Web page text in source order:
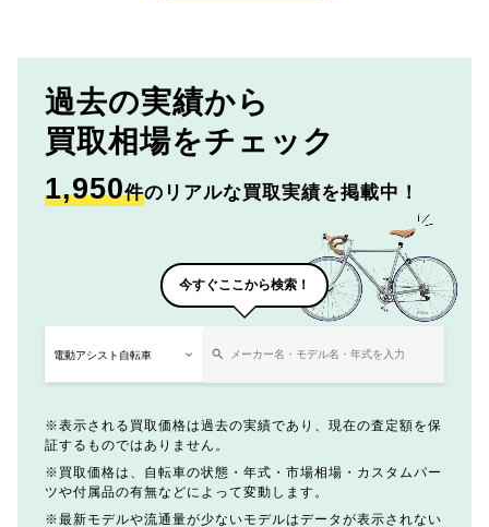
過去の実績から
買取相場をチェック
1,950件のリアルな買取実績を掲載中！
今すぐここから検索！
表示される買取価格は過去の実績であり、現在の査定額を保
証するものではありません。
買取価格は、自転車の状態・年式・市場相場・カスタムパー
ツや付属品の有無などによって変動します。
最新モデルや流通量が少ないモデルはデータが表示されない